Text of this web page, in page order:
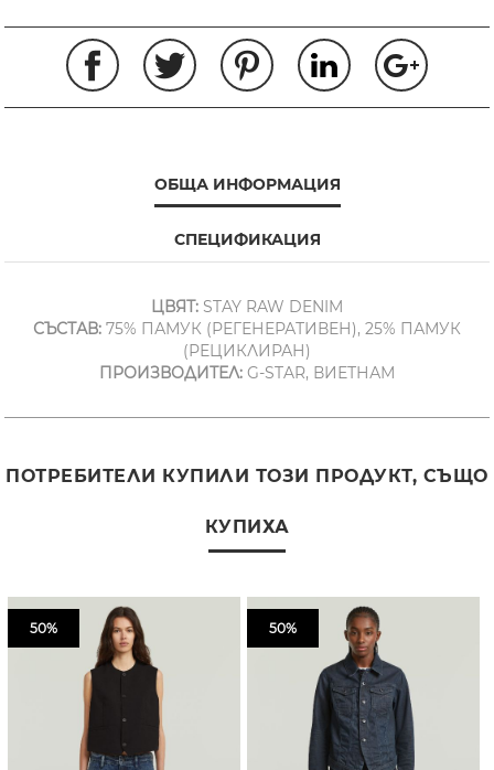
ОБЩА ИНФОРМАЦИЯ
СПЕЦИФИКАЦИЯ
ЦВЯТ: STAY RAW DENIM
СЪСТАВ: 75% ПАМУК (РЕГЕНЕРАТИВЕН), 25% ПАМУК
(РЕЦИКЛИРАН)
ПРОИЗВОДИТЕЛ: G-STAR, ВИЕТНАМ
ПОТРЕБИТЕЛИ КУПИЛИ ТОЗИ ПРОДУКТ, СЪЩО
КУПИХА
50% 50%